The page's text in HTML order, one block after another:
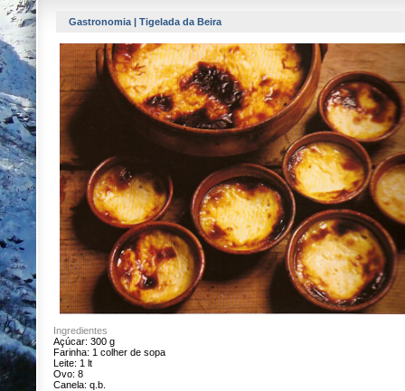
Gastronomia | Tigelada da Beira
Ingredientes
Açúcar: 300 g
Farinha: 1 colher de sopa
Leite: 1 lt
Ovo: 8
Canela: q.b.